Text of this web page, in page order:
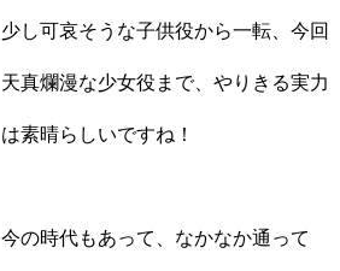
少し可哀そうな子供役から一転、今回
天真爛漫な少女役まで、やりきる実力
は素晴らしいですね！
今の時代もあって、なかなか通って